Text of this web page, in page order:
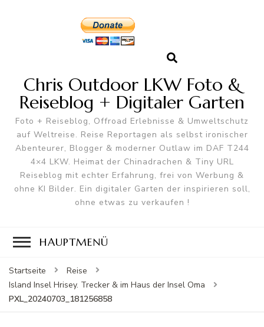
Chris Outdoor LKW Foto &
Reiseblog + Digitaler Garten
Foto + Reiseblog, Offroad Erlebnisse & Umweltschutz
auf Weltreise. Reise Reportagen als selbst ironischer
Abenteurer, Blogger & moderner Outlaw im DAF T244
4×4 LKW. Heimat der Chinadrachen & Tiny URL
Reiseblog mit echter Erfahrung, frei von Werbung &
ohne KI Bilder. Ein digitaler Garten der inspirieren soll,
ohne etwas zu verkaufen !
HAUPTMENÜ
Startseite
Reise
Island Insel Hrisey. Trecker & im Haus der Insel Oma
PXL_20240703_181256858